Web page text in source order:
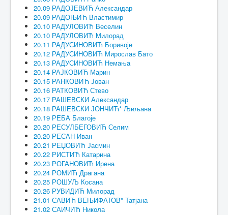
20.09 РАДОЈЕВИЋ Александар
20.09 РАДОЊИЋ Властимир
20.10 РАДУЛОВИЋ Веселин
20.10 РАДУЛОВИЋ Милорад
20.11 РАДУСИНОВИЋ Боривоје
20.12 РАДУСИНОВИЋ Мирослав Бато
20.13 РАДУСИНОВИЋ Немања
20.14 РАЈКОВИЋ Марин
20.15 РАНКОВИЋ Јован
20.16 РАТКОВИЋ Стево
20.17 РАШЕВСКИ Александар
20.18 РАШЕВСКИ ЈОНЧИЋ* Љиљана
20.19 РЕБА Благоје
20.20 РЕСУЛБЕГОВИЋ Селим
20.20 РЕСАН Иван
20.21 РЕЏОВИЋ Јасмин
20.22 РИСТИЋ Катарина
20.23 РОГАНОВИЋ Ирена
20.24 РОМИЋ Драгана
20.25 РОШУЉ Косана
20.26 РУВИДИЋ Милорад
21.01 САВИЋ ВЕЊИФАТОВ* Татјана
21.02 САИЧИЋ Никола